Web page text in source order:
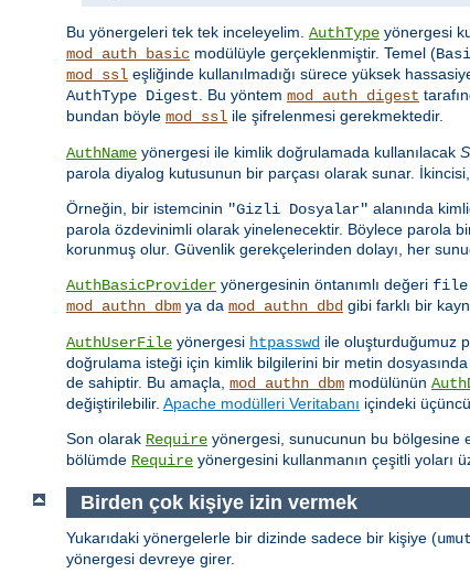
Bu yönergeleri tek tek inceleyelim. AuthType yönergesi
mod_auth_basic modülüyle gerçeklenmiştir. Temel (
mod_ssl eşliğinde kullanılmadığı sürece yüksek
AuthType Digest . Bu yöntem mod_auth_digest
bundan böyle mod_ssl ile şifrelenmesi gerekmektedir.
AuthName yönergesi ile kimlik doğrulamada kullanılacak
parola diyalog kutusunun bir parçası olarak sunar.
Örneğin, bir istemcinin "Gizli Dosyalar" alanında
parola özdevinimli olarak yinelenecektir. Böylece parola
korunmuş olur. Güvenlik gerekçelerinden dolayı, her
AuthBasicProvider yönergesinin öntanımlı değeri file
mod_authn_dbm ya da mod_authn_dbd gibi farklı bir
AuthUserFile yönergesi htpasswd ile oluşturduğumuz
doğrulama isteği için kimlik bilgilerini bir metin
de sahiptir. Bu amaçla, mod_authn_dbm modülünün
değiştirilebilir. Apache modülleri Veritabanı içindeki
Son olarak Require yönergesi, sunucunun bu bölgesine
bölümde Require yönergesini kullanmanın çeşitli yoları
Birden çok kişiye izin vermek
Yukarıdaki yönergelerle bir dizinde sadece bir kişiye (umut
yönergesi devreye girer.